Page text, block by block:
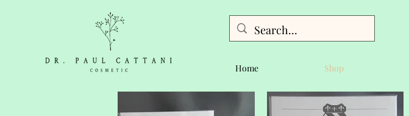
Home Shop